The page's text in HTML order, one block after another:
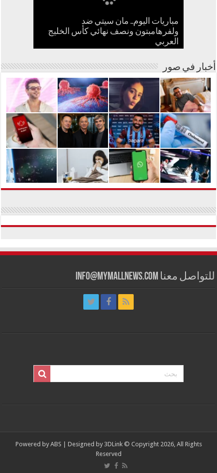
مباريات اليوم.. مان سيتي ضد
ولفرهامبتون ونصف نهائي كأس الخليج
العربي
كيف تسبب سائح كويتي في إغلاق منزل
عبدالحليم حافظ ومنع زيارته؟
جنا عمرو دياب تستعد لإطلاق أول ألبوم
في مشوارها الغنائي
بعد الطيبات.. تحرك مصري ضد بدعة
أسترالية لعلاج السرطان بالكربونات
سامو زين يفاجئ جمهوره ويعلن ارتباطه
بفنانة مصرية
مفاجأة علمية.. علاج للكوليسترول يخلص
الجسم من المواد السامة
أخبار في صور
للتواصل معنا info@mymallnews.com
Powered by ABS | Designed by 3DLink© Copyright 2026, All Rights
Reserved